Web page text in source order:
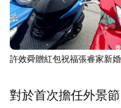
許效舜贈紅包祝福張睿家新
對於首次擔任外景